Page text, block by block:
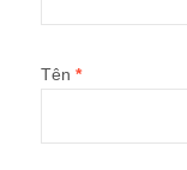
Tên *